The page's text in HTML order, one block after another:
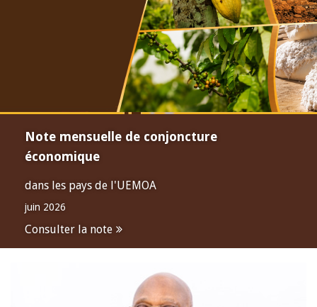
Note mensuelle de conjoncture
économique
dans les pays de l'UEMOA
juin 2026
Consulter la note